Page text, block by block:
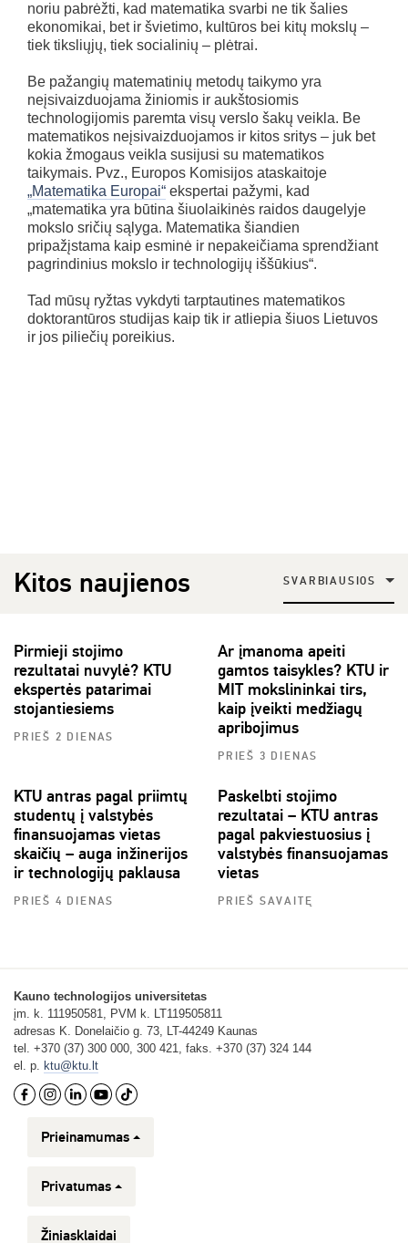
noriu pabrėžti, kad matematika svarbi ne tik šalies
ekonomikai, bet ir švietimo, kultūros bei kitų mokslų –
tiek tiksliųjų, tiek socialinių – plėtrai.
Be pažangių matematinių metodų taikymo yra
neįsivaizduojama žiniomis ir aukštosiomis
technologijomis paremta visų verslo šakų veikla. Be
matematikos neįsivaizduojamos ir kitos sritys – juk bet
kokia žmogaus veikla susijusi su matematikos
taikymais. Pvz., Europos Komisijos ataskaitoje
„Matematika Europai“ ekspertai pažymi, kad
„matematika yra būtina šiuolaikinės raidos daugelyje
mokslo sričių sąlyga. Matematika šiandien
pripažįstama kaip esminė ir nepakeičiama sprendžiant
pagrindinius mokslo ir technologijų iššūkius“.
Tad mūsų ryžtas vykdyti tarptautines matematikos
doktorantūros studijas kaip tik ir atliepia šiuos Lietuvos
ir jos piliečių poreikius.
Kitos naujienos SVARBIAUSIOS
Pirmieji stojimo
rezultatai nuvylė? KTU
ekspertės patarimai
stojantiesiems
PRIEŠ 2 DIENAS
Ar įmanoma apeiti
gamtos taisykles? KTU ir
MIT mokslininkai tirs,
kaip įveikti medžiagų
apribojimus
PRIEŠ 3 DIENAS
KTU antras pagal priimtų
studentų į valstybės
finansuojamas vietas
skaičių – auga inžinerijos
ir technologijų paklausa
PRIEŠ 4 DIENAS
Paskelbti stojimo
rezultatai – KTU antras
pagal pakviestuosius į
valstybės finansuojamas
vietas
PRIEŠ SAVAITĘ
Kauno technologijos universitetas
įm. k. 111950581, PVM k. LT119505811
adresas K. Donelaičio g. 73, LT-44249 Kaunas
tel. +370 (37) 300 000, 300 421, faks. +370 (37) 324 144
el. p. ktu@ktu.lt
Prieinamumas
Privatumas
Žiniasklaidai